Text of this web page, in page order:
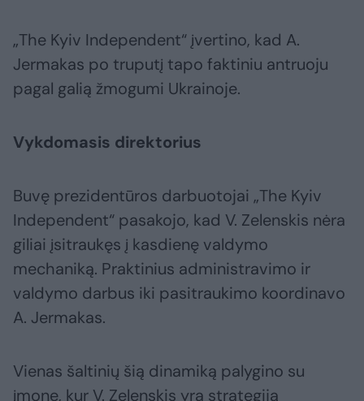
„The Kyiv Independent“ įvertino, kad A.
Jermakas po truputį tapo faktiniu antruoju
pagal galią žmogumi Ukrainoje.
Vykdomasis direktorius
Buvę prezidentūros darbuotojai „The Kyiv
Independent“ pasakojo, kad V. Zelenskis nėra
giliai įsitraukęs į kasdienę valdymo
mechaniką. Praktinius administravimo ir
valdymo darbus iki pasitraukimo koordinavo
A. Jermakas.
Vienas šaltinių šią dinamiką palygino su
įmone, kur V. Zelenskis yra strategiją